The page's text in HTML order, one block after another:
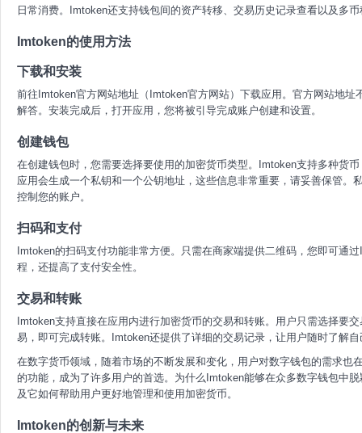
日常消费。Imtoken还支持钱包间的资产转移、交易历史记录查看以及多
Imtoken的使用方法
下载和安装
前往Imtoken官方网站地址（Imtoken官方网站）下载应用。官方网站地
解答。安装完成后，打开应用，您将被引导完成账户创建和设置。
创建钱包
在创建钱包时，您需要选择要使用的加密货币类型。Imtoken支持多种货
应用会生成一个私钥和一个公钥地址，这些信息非常重要，请妥善保管。
控制您的账户。
扫码和支付
Imtoken的扫码支付功能非常方便。只需在商家端提供二维码，您即可通
程，还提高了支付安全性。
交易和转账
Imtoken支持直接在应用内进行加密货币的交易和转账。用户只需选择要
易，即可完成转账。Imtoken还提供了详细的交易记录，让用户随时了解
在数字货币领域，随着市场的不断发展和变化，用户对数字钱包的需求
的功能，成为了许多用户的首选。为什么Imtoken能够在众多数字钱包中
及它如何帮助用户更好地管理和使用加密货币。
Imtoken的创新与未来